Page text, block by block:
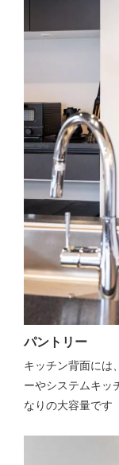
パントリー
キッチン背面には
ーやシステムキッ
なりの大容量です